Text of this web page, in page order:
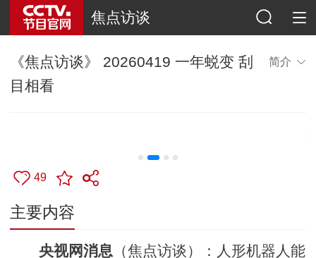
焦点访谈
《焦点访谈》 20260419 一年蜕变 刮
目相看
简介
49
主要内容
央视网消息 （焦点访谈）：人形机器人能